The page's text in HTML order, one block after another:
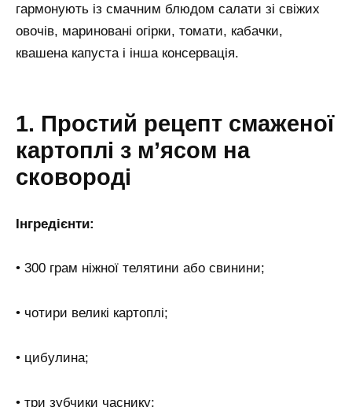
гармонують із смачним блюдом салати зі свіжих
овочів, мариновані огірки, томати, кабачки,
квашена капуста і інша консервація.
1. Простий рецепт смаженої
картоплі з м’ясом на
сковороді
Інгредієнти:
• 300 грам ніжної телятини або свинини;
• чотири великі картоплі;
• цибулина;
• три зубчики часнику;